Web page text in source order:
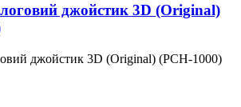
джойстик 3D (Original)
джойстик 3D (Original) (PCH-1000)